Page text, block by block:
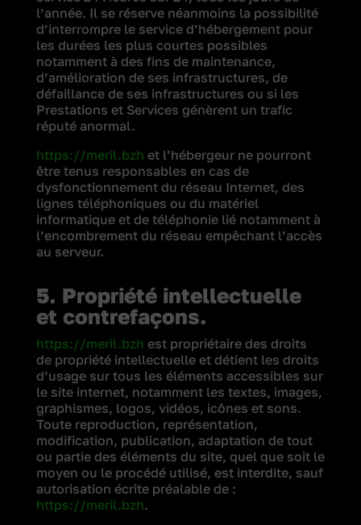
l’année. Il se réserve néanmoins la possibilité
d’interrompre le service d’hébergement pour
les durées les plus courtes possibles
notamment à des fins de maintenance,
d’amélioration de ses infrastructures, de
défaillance de ses infrastructures ou si les
Prestations et Services génèrent un trafic
réputé anormal.
https://meril.bzh et l’hébergeur ne pourront
être tenus responsables en cas de
dysfonctionnement du réseau Internet, des
lignes téléphoniques ou du matériel
informatique et de téléphonie lié notamment à
l’encombrement du réseau empêchant l’accès
au serveur.
5. Propriété intellectuelle
et contrefaçons.
https://meril.bzh est propriétaire des droits
de propriété intellectuelle et détient les droits
d’usage sur tous les éléments accessibles sur
le site internet, notamment les textes, images,
graphismes, logos, vidéos, icônes et sons.
Toute reproduction, représentation,
modification, publication, adaptation de tout
ou partie des éléments du site, quel que soit le
moyen ou le procédé utilisé, est interdite, sauf
autorisation écrite préalable de :
https://meril.bzh.